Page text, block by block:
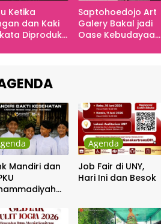
Ketika
dan Kaki
Diproduksi
Saptohoedojo Art
Galery Bakal jadi
Oase Kebudayaan
Mandiri dan
Agenda
Job Fair di UNY,
Hari Ini dan Besok